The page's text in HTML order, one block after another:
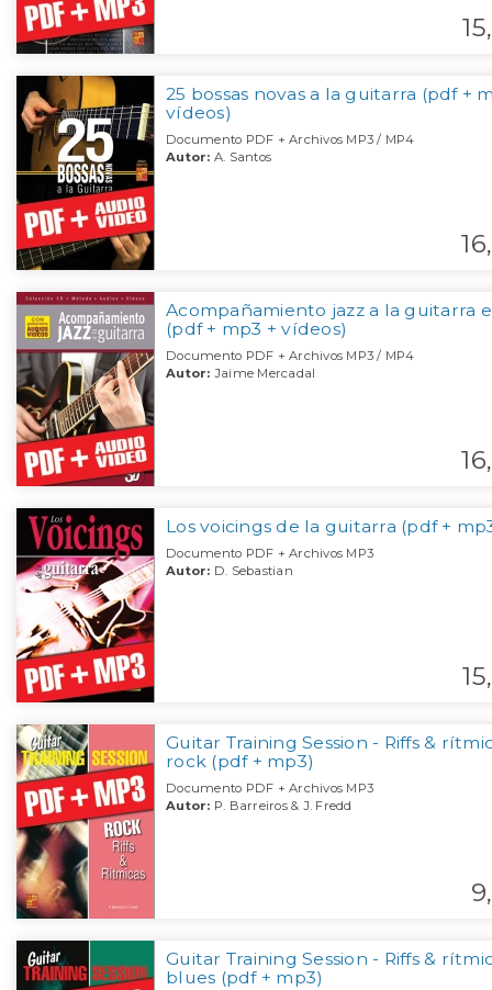
15,
25 bossas novas a la guitarra (pdf +
vídeos)
Documento PDF + Archivos MP3 / MP4
Autor: A. Santos
16,
Acompañamiento jazz a la guitarra
(pdf + mp3 + vídeos)
Documento PDF + Archivos MP3 / MP4
Autor: Jaime Mercadal
16,
Los voicings de la guitarra (pdf +
Documento PDF + Archivos MP3
Autor: D. Sebastian
15,
Guitar Training Session - Riffs &
rock (pdf + mp3)
Documento PDF + Archivos MP3
Autor: P. Barreiros & J. Fredd
9,
Guitar Training Session - Riffs &
blues (pdf + mp3)